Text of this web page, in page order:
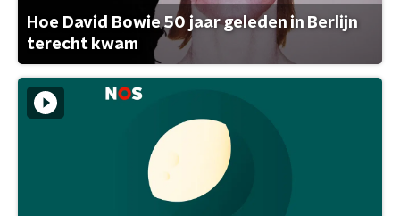
Hoe David Bowie 50 jaar geleden in Berlijn
terecht kwam